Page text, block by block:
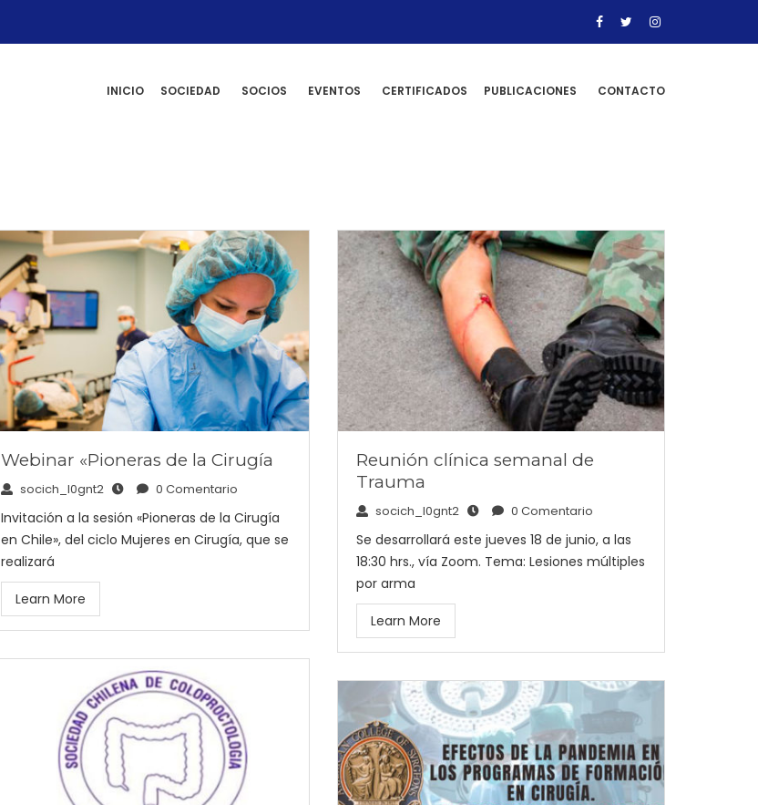
INICIO SOCIEDAD SOCIOS EVENTOS CERTIFICADOS PUBLICACIONES CONTACTO
Webinar «Pioneras de la Cirugía
socich_l0gnt2 0 Comentario
Invitación a la sesión «Pioneras de la Cirugía
en Chile», del ciclo Mujeres en Cirugía, que se
realizará
Learn More
Reunión clínica semanal de
Trauma
socich_l0gnt2 0 Comentario
Se desarrollará este jueves 18 de junio, a las
18:30 hrs., vía Zoom. Tema: Lesiones múltiples
por arma
Learn More